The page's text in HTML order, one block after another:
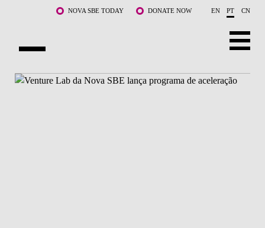
Saltar para o conteúdo principalNOVA SBE TODAY DONATE NOW EN PT CN
SOBRE NÓS